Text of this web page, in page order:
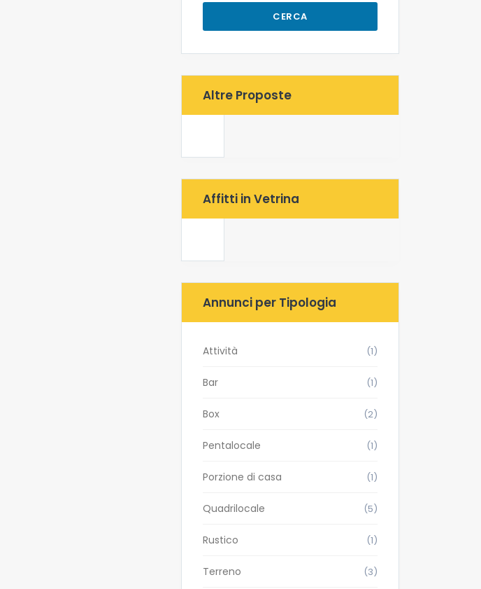
CERCA
Altre Proposte
Affitti in Vetrina
Annunci per Tipologia
Attività (1)
Bar (1)
Box (2)
Pentalocale (1)
Porzione di casa (1)
Quadrilocale (5)
Rustico (1)
Terreno (3)